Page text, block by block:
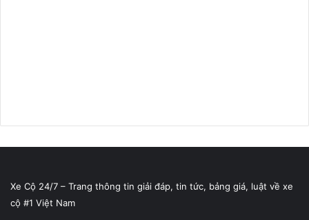
Xe Cộ 24/7 – Trang thông tin giải đáp, tin tức, bảng giá, luật về xe
cộ #1 Việt Nam